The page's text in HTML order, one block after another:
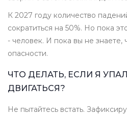
К 2027 году количество
сократиться на 50%. Но пока
- человек. И пока вы не знаете,
опасности.
ЧТО ДЕЛАТЬ, ЕСЛИ Я
ДВИГАТЬСЯ?
Не пытайтесь встать.